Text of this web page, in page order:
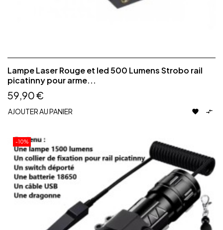
Lampe Laser Rouge et led 500 Lumens Strobo rail
picatinny pour arme...
59,90 €
AJOUTER AU PANIER  
-10%